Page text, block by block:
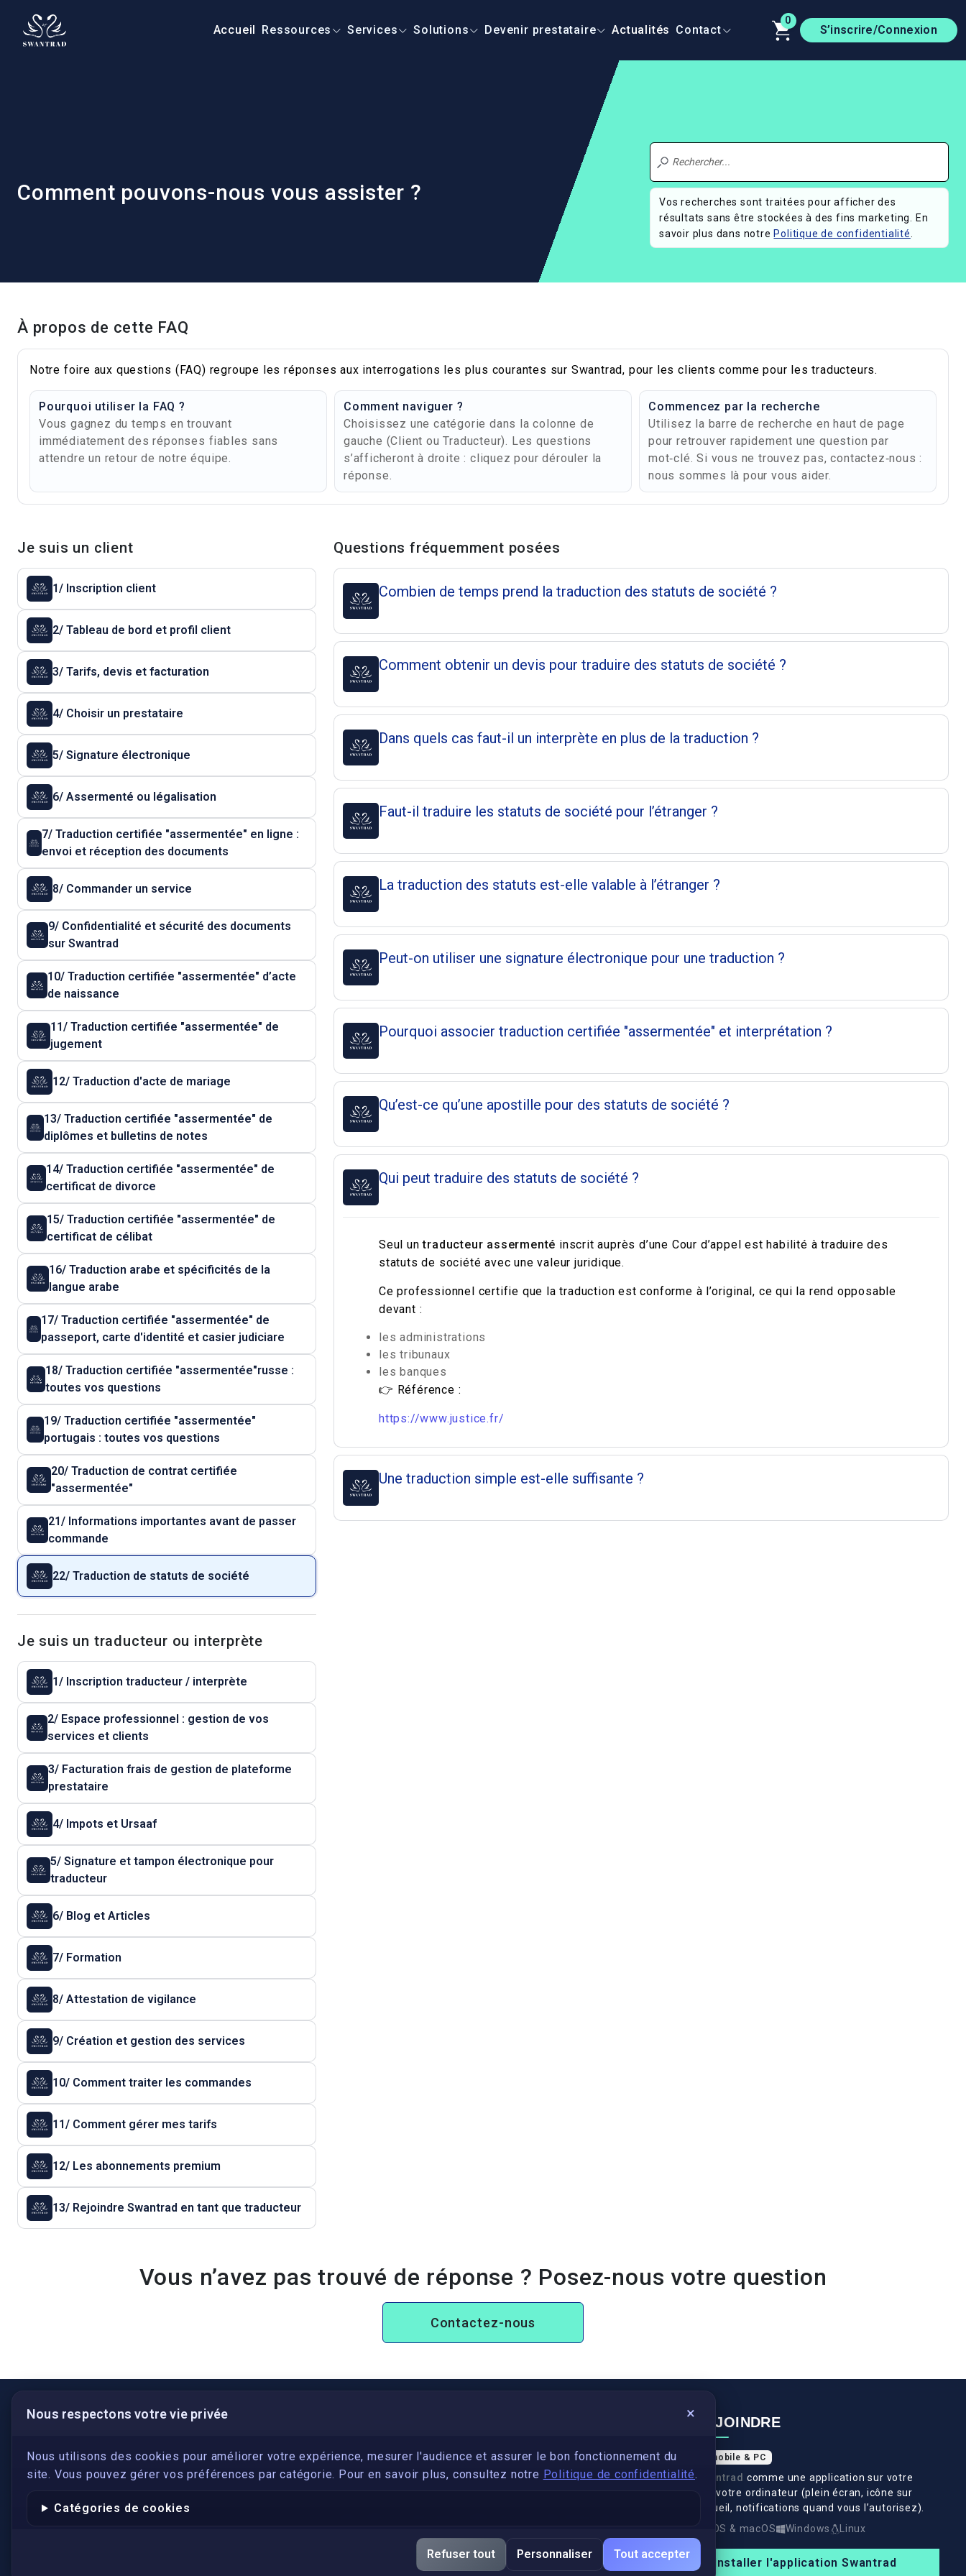
Accueil Ressources Services Solutions Devenir prestataire Actualités Contact
0
S’inscrire/Connexion
Comment pouvons-nous vous assister ?
Vos recherches sont traitées pour afficher des
résultats sans être stockées à des fins marketing. En
savoir plus dans notre Politique de confidentialité
À propos de cette FAQ
Notre foire aux questions (FAQ) regroupe les réponses aux interrogations les plus courantes sur Swantrad, pour les clients comme pour les traducteurs.
Pourquoi utiliser la FAQ ?
Vous gagnez du temps en trouvant
immédiatement des réponses fiables sans
attendre un retour de notre équipe.
Comment naviguer ?
Choisissez une catégorie dans la colonne de
gauche (Client ou Traducteur). Les questions
s’afficheront à droite : cliquez pour dérouler la
réponse.
Commencez par la recherche
Utilisez la barre de recherche en haut de page
pour retrouver rapidement une question par
mot‑clé. Si vous ne trouvez pas, contactez‑nous :
nous sommes là pour vous aider.
Je suis un client
1/ Inscription client
2/ Tableau de bord et profil client
3/ Tarifs, devis et facturation
4/ Choisir un prestataire
5/ Signature électronique
6/ Assermenté ou légalisation
7/ Traduction certifiée "assermentée" en ligne :
envoi et réception des documents
8/ Commander un service
9/ Confidentialité et sécurité des documents
sur Swantrad
10/ Traduction certifiée "assermentée" d’acte
de naissance
11/ Traduction certifiée "assermentée" de
jugement
12/ Traduction d'acte de mariage
13/ Traduction certifiée "assermentée" de
diplômes et bulletins de notes
14/ Traduction certifiée "assermentée" de
certificat de divorce
15/ Traduction certifiée "assermentée" de
certificat de célibat
16/ Traduction arabe et spécificités de la
langue arabe
17/ Traduction certifiée "assermentée" de
passeport, carte d'identité et casier judiciare
18/ Traduction certifiée "assermentée"russe :
toutes vos questions
19/ Traduction certifiée "assermentée"
portugais : toutes vos questions
20/ Traduction de contrat certifiée
"assermentée"
21/ Informations importantes avant de passer
commande
22/ Traduction de statuts de société
Je suis un traducteur ou interprète
1/ Inscription traducteur / interprète
2/ Espace professionnel : gestion de vos
services et clients
3/ Facturation frais de gestion de plateforme
prestataire
4/ Impots et Ursaaf
5/ Signature et tampon électronique pour
traducteur
6/ Blog et Articles
7/ Formation
8/ Attestation de vigilance
9/ Création et gestion des services
10/ Comment traiter les commandes
11/ Comment gérer mes tarifs
12/ Les abonnements premium
13/ Rejoindre Swantrad en tant que traducteur
Questions et réponses
Questions fréquemment posées
Combien de temps prend la traduction des statuts de société ?
Comment obtenir un devis pour traduire des statuts de société ?
Dans quels cas faut-il un interprète en plus de la traduction ?
Faut-il traduire les statuts de société pour l’étranger ?
La traduction des statuts est-elle valable à l’étranger ?
Peut-on utiliser une signature électronique pour une traduction ?
Pourquoi associer traduction certifiée "assermentée" et interprétation ?
Qu’est-ce qu’une apostille pour des statuts de société ?
Qui peut traduire des statuts de société ?
Seul untraducteur assermenté inscrit auprès d’une Cour d’appel est habilité à traduire des
statuts de société avec une valeur juridique.
Ce professionnel certifie que la traduction est conforme à l’original, ce qui la rend opposable
devant :
les administrations
les tribunaux
les banques
👉 Référence :
https://www.justice.fr/
Une traduction simple est-elle suffisante ?
Vous n’avez pas trouvé de réponse ? Posez-nous votre question
Contactez-nous
Nous respectons votre vie privée ×
Nous utilisons des cookies pour améliorer votre expérience, mesurer l'audience et assurer le bon fonctionnement du
site. Vous pouvez gérer vos préférences par catégorie. Pour en savoir plus, consultez notre Politique de confidentialité.
Catégories de cookies
Refuser tout Personnaliser Tout accepter
LIENS UTILES
S'inscrire
Qui sommes-nous ?
Conformité
Devenez développeur avec IronSkill Academy
Gubernatis immobilier
Apostille et légalisation, fin de l'obligation entre les
pays de l’UE (Règlement 2016/1191)
NOUS REJOINDRE
Application mobile & PC
InstallezSwantrad comme une application sur votre
téléphone et votre ordinateur (plein écran, icône sur
l’écran d’accueil, notifications quand vous l’autorisez).
iOS & macOS Windows Linux
Installer l'application Swantrad